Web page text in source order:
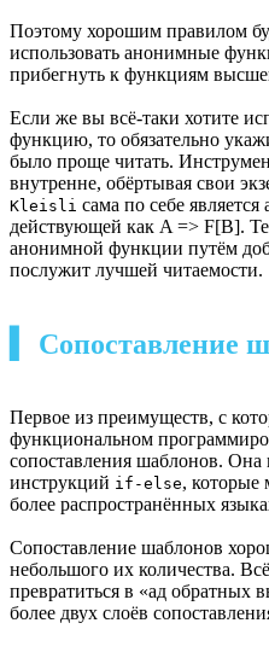
Поэтому хорошим правилом
использовать анонимные
прибегнуть к функциям
Если же вы всё-таки хотите
функцию, то обязательно
было проще читать.
внутренне, обёртывая свои
Kleisli сама по себе
действующей как A => F[B].
анонимной функции путём
послужит лучшей читаемости.
▍ Сопоставление
Первое из преимуществ, с
функциональном
сопоставления шаблонов. Она
инструкций if-else, которые
более распространённых
Сопоставление шаблонов
небольшого их количества.
превратиться в «ад обратных
более двух слоёв